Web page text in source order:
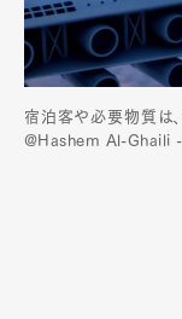
宿泊客や必要物質は
@Hashem Al-Ghaili